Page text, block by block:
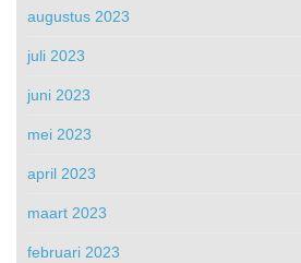
augustus 2023
juli 2023
juni 2023
mei 2023
april 2023
maart 2023
februari 2023